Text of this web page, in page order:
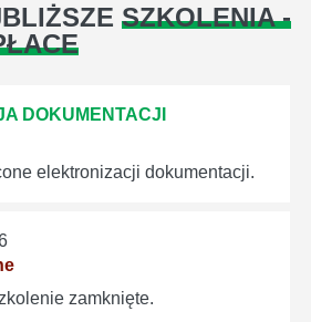
SZKOLENIA -
DOKUMENTACJI
elektronizacji dokumentacji.
zamknięte.